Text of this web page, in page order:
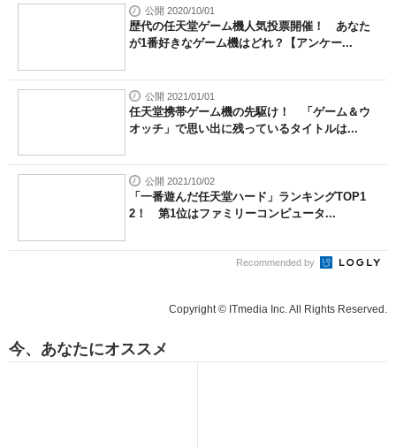
公開 2020/10/01
歴代の任天堂ゲーム機人気投票開催！ あなた
が1番好きなゲーム機はどれ？【アンケー...
公開 2021/01/01
任天堂携帯ゲーム機の先駆け！ 「ゲーム＆ウ
オッチ」で思い出に残っているタイトルは...
公開 2021/10/02
「一番遊んだ任天堂ハード」ランキングTOP1
2！ 第1位はファミリーコンピュータ...
Recommended by
Copyright © ITmedia Inc. All Rights Reserved.
今、あなたにオススメ